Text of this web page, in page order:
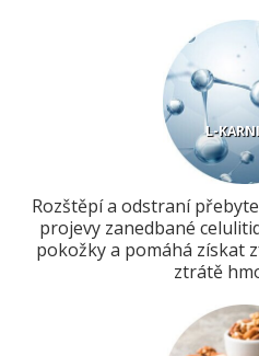
L-
Rozštěpí a odstraní
projevy zanedbané
pokožky a pomáhá získat
ztrátě